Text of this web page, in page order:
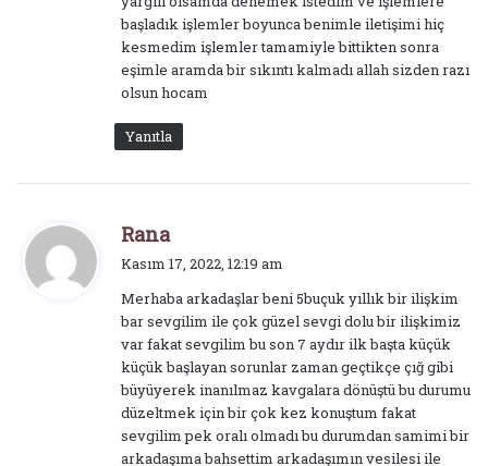
başladık işlemler boyunca benimle iletişimi hiç
kesmedim işlemler tamamiyle bittikten sonra
eşimle aramda bir sıkıntı kalmadı allah sizden razı
olsun hocam
Yanıtla
Rana
e
i
k
i
:
Kasım 17, 2022, 12:19 am
Merhaba arkadaşlar beni 5buçuk yıllık bir ilişkim
bar sevgilim ile çok güzel sevgi dolu bir ilişkimiz
var fakat sevgilim bu son 7 aydır ilk başta küçük
küçük başlayan sorunlar zaman geçtikçe çığ gibi
büyüyerek inanılmaz kavgalara dönüştü bu durumu
düzeltmek için bir çok kez konuştum fakat
sevgilim pek oralı olmadı bu durumdan samimi bir
arkadaşıma bahsettim arkadaşımın vesilesi ile